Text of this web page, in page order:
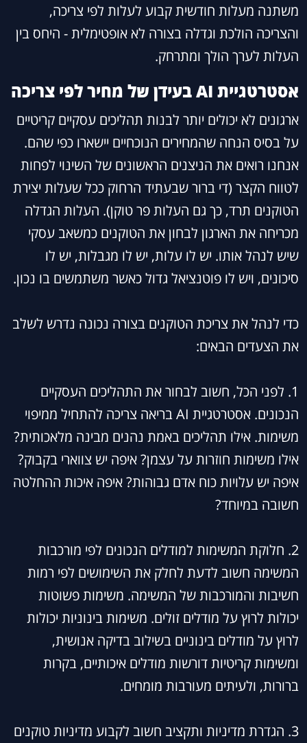
משתנה מעלות חודשית קבוע לעלות לפי צריכה,
והצריכה הולכת וגדלה בצורה לא אופטימלית - היחס בין
העלות לערך הולך ומתרחק.
אסטרטגיית AI בעידן של מחיר לפי צריכה
ארגונים לא יכולים יותר לבנות תהליכים עסקיים קריטיים
על בסיס הנחה שהמחירים הנוכחיים יישארו כפי שהם.
אנחנו רואים את הניצנים הראשונים של השינוי לפחות
לטווח הקצר (די ברור שבעתיד הרחוק ככל שעלות יצירת
הטוקנים תרד, כך גם העלות פר טוקן). העלות הגדלה
מכריחה את הארגון לבחון את הטוקנים כמשאב עסקי
שיש לנהל אותו. יש לו עלות, יש לו מגבלות, יש לו
סיכונים, ויש לו פוטנציאל גדול כאשר משתמשים בו נכון.
כדי לנהל את צריכת הטוקנים בצורה נכונה נדרש לשלב
את הצעדים הבאים:
1. לפני הכל, חשוב לבחור את התהליכים העסקיים
הנכונים. אסטרטגיית AI בריאה צריכה להתחיל ממיפוי
משימות. אילו תהליכים באמת נהנים מבינה מלאכותית?
אילו משימות חוזרות על עצמן? איפה יש צווארי בקבוק?
איפה יש עלויות כוח אדם גבוהות? איפה איכות ההחלטה
חשובה במיוחד?
2. חלוקת המשימות למודלים הנכונים לפי מורכבות
המשימה חשוב לדעת לחלק את השימושים לפי רמות
חשיבות והמורכבות של המשימה. משימות פשוטות
יכולות לרוץ על מודלים זולים. משימות בינוניות יכולות
לרוץ על מודלים בינוניים בשילוב בדיקה אנושית,
ומשימות קריטיות דורשות מודלים איכותיים, בקרות
ברורות, ולעיתים מעורבות מומחים.
3. הגדרת מדיניות ותקציב חשוב לקבוע מדיניות טוקנים